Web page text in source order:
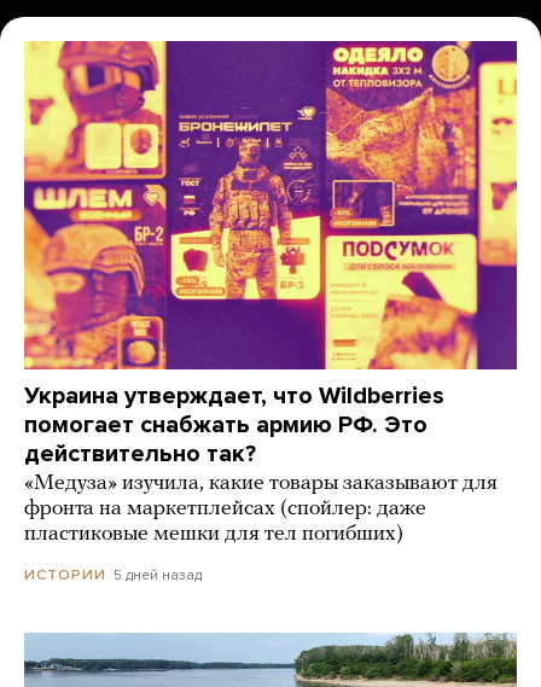
Украина утверждает, что Wildberries
помогает снабжать армию РФ. Это
действительно так?
«Медуза» изучила, какие товары заказывают для
фронта на маркетплейсах (спойлер: даже
пластиковые мешки для тел погибших)
ИСТОРИИ 5 дней назад